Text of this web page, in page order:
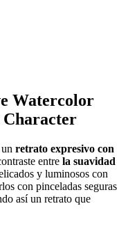
Watercolor
retrato expresivo con
entre la suavidad
y luminosos con
con pinceladas seguras
así un retrato que